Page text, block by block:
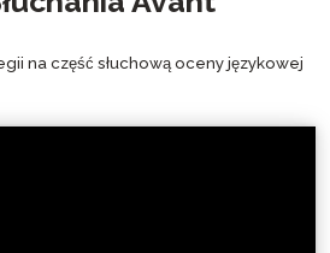
na część słuchową oceny językowej